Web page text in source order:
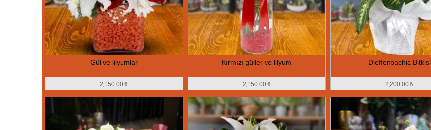
Gül ve lilyumlar
2,150.00 ₺
Kırmızı güller ve lilyum
2,150.00 ₺
Dieffenbachia Bitkisi
2,200.00 ₺